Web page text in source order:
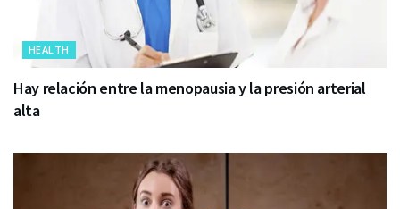
HEALTH
Hay relación entre la menopausia y la presión arterial
alta